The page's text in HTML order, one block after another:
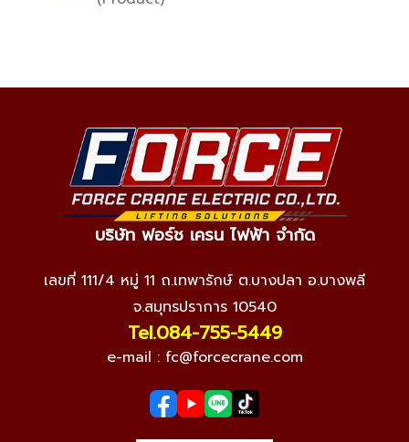
บริษัท ฟอร์ช เครน ไฟฟ้า จำกัด
เลขที่ 111/4 หมู่ 11 ถ.เทพารักษ์ ต.บางปลา อ.บางพลี
จ.สมุทรปราการ 10540
Tel.084-755-5449
e-mail : fc@forcecrane.com